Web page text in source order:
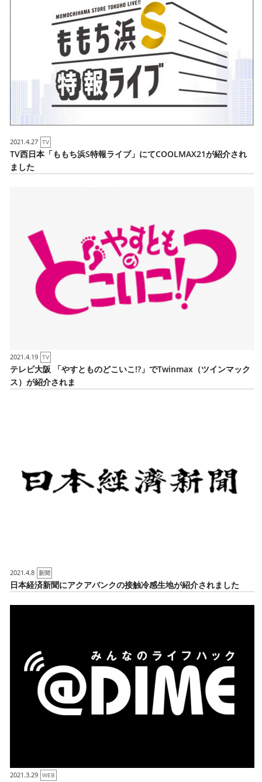
2021.4.27 TV
TV西日本「ももち浜S特報ライブ」にてCOOLMAX21が紹介され
ました
2021.4.19 TV
テレビ大阪 「やすとものどこいこ!?」でTwinmax（ツインマック
ス）が紹介されま
2021.4.8 新聞
日本経済新聞にアクアバンクの接触冷感生地が紹介されました
2021.3.29 WEB